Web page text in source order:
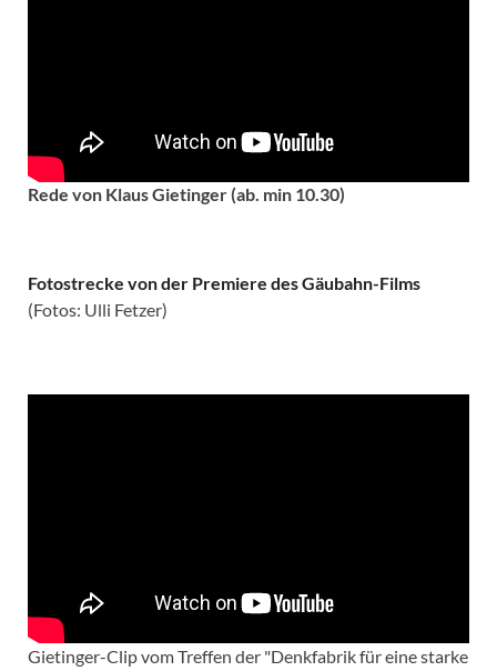
Rede von Klaus Gietinger (ab. min 10.30)
Fotostrecke von der Premiere des Gäubahn-Films
(Fotos: Ulli Fetzer)
Gietinger-Clip vom Treffen der "Denkfabrik für eine starke